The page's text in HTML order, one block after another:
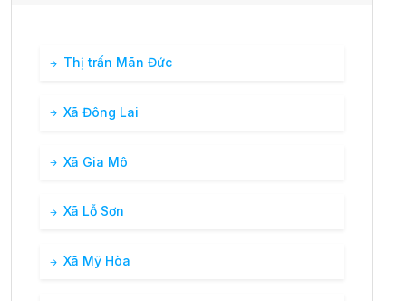
Thị trấn Mãn Đức
Xã Đông Lai
Xã Gia Mô
Xã Lỗ Sơn
Xã Mỹ Hòa